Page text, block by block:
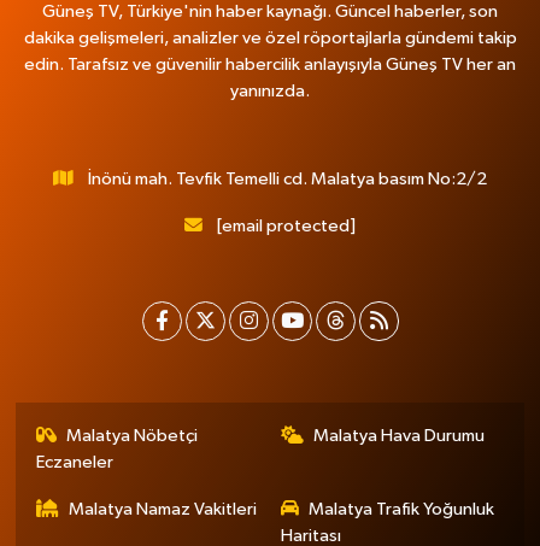
Güneş TV, Türkiye'nin haber kaynağı. Güncel haberler, son
dakika gelişmeleri, analizler ve özel röportajlarla gündemi takip
edin. Tarafsız ve güvenilir habercilik anlayışıyla Güneş TV her an
yanınızda.
İnönü mah. Tevfik Temelli cd. Malatya basım No:2/2
[email protected]
Malatya Nöbetçi
Eczaneler
Malatya Hava Durumu
Malatya Namaz Vakitleri
Malatya Trafik Yoğunluk
Haritası